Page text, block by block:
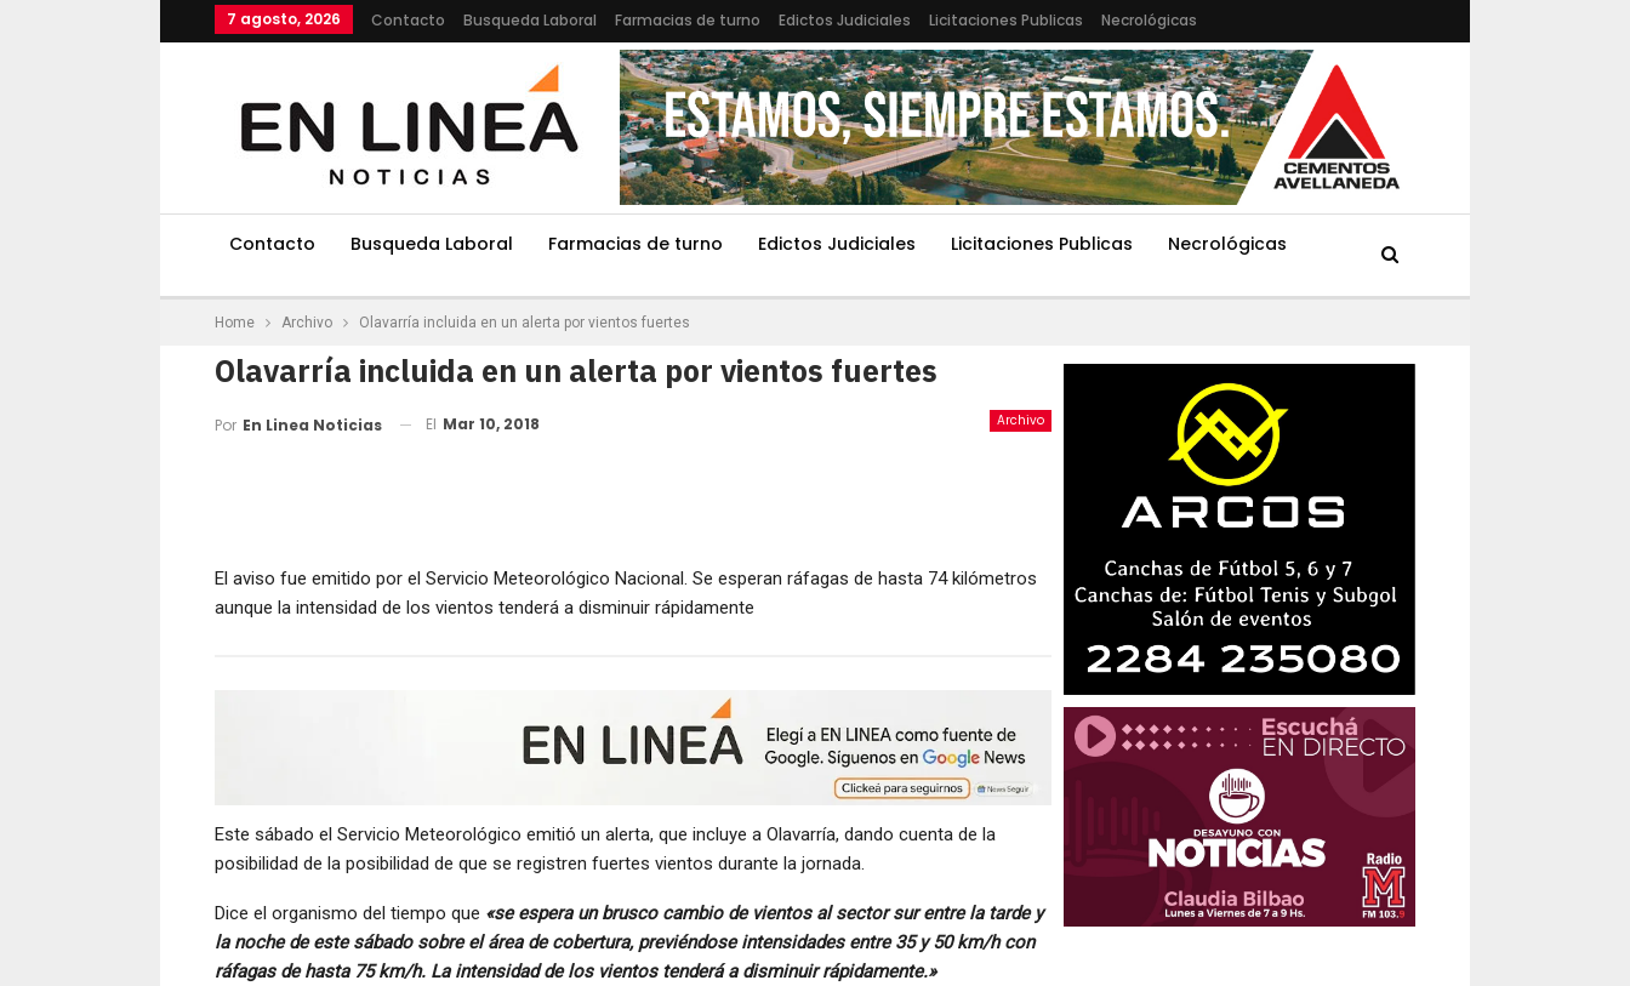
7 agosto, 2026 Contacto Busqueda Laboral Farmacias de turno Edictos Judiciales Licitaciones Publicas Necrológicas
Contacto Busqueda Laboral Farmacias de turno Edictos Judiciales Licitaciones Publicas Necrológicas
Home Archivo Olavarría incluida en un alerta por vientos fuertes
Olavarría incluida en un alerta por vientos fuertes
Archivo
Por En Linea Noticias El Mar 10, 2018
El aviso fue emitido por el Servicio Meteorológico Nacional. Se esperan ráfagas de hasta 74 kilómetros
aunque la intensidad de los vientos tenderá a disminuir rápidamente
Este sábado el Servicio Meteorológico emitió un alerta, que incluye a Olavarría, dando cuenta de la
posibilidad de la posibilidad de que se registren fuertes vientos durante la jornada.
Dice el organismo del tiempo que «se espera un brusco cambio de vientos al sector sur entre la tarde y
la noche de este sábado sobre el área de cobertura, previéndose intensidades entre 35 y 50 km/h con
ráfagas de hasta 75 km/h. La intensidad de los vientos tenderá a disminuir rápidamente.»